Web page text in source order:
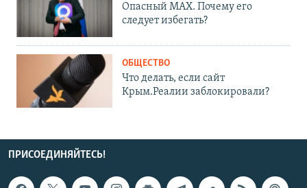
Опасный MAX. Почему его
следует избегать?
ОБЩЕСТВО
Что делать, если сайт
Крым.Реалии заблокировали?
ПРИСОЕДИНЯЙТЕСЬ!